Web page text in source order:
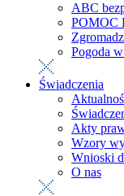
ABC
POMOC
Pogoda
Świadczenia
Akty
Wzory
Wnioski
O nas